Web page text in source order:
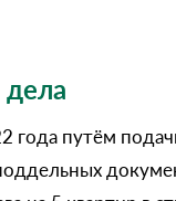
года путём